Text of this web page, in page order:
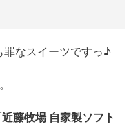
なスイーツですっ♪
藤牧場 自家製ソフト